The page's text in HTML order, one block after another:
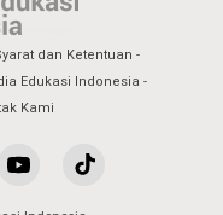
dan Ketentuan
Edukasi Indonesia
Kami